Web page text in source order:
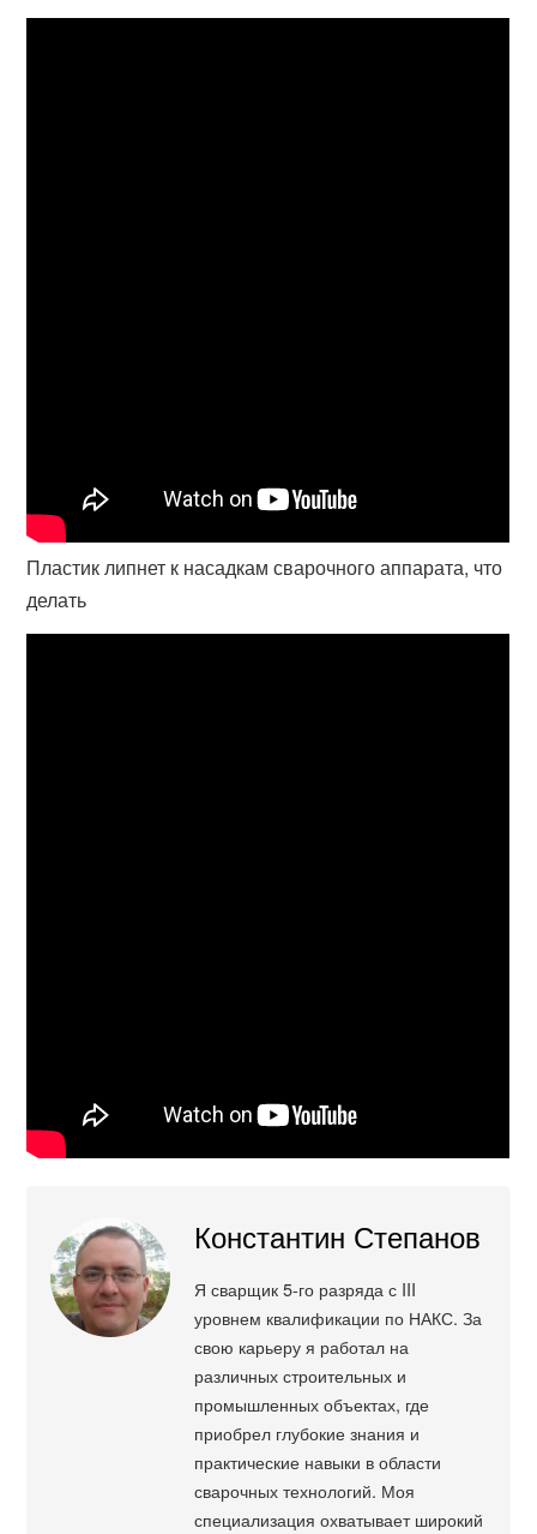
Пластик липнет к насадкам сварочного аппарата, что
делать
Константин Степанов
Я сварщик 5-го разряда с III
уровнем квалификации по НАКС. За
свою карьеру я работал на
различных строительных и
промышленных объектах, где
приобрел глубокие знания и
практические навыки в области
сварочных технологий. Моя
специализация охватывает широкий